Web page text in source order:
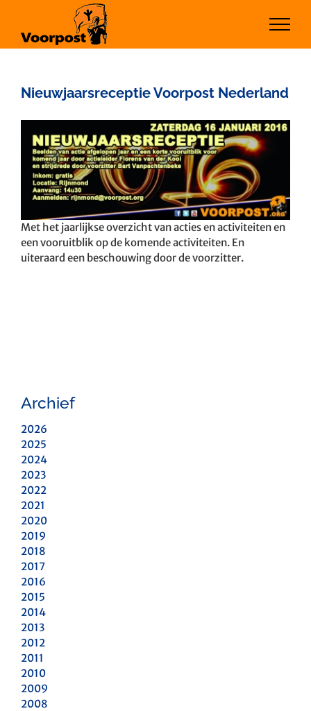
inhoud
Nieuwjaarsreceptie Voorpost Nederland
grotere
afbeelding
Met het jaarlijkse overzicht van acties en activiteiten en
een vooruitblik op de komende activiteiten. En
uiteraard een beschouwing door de voorzitter.
Archief
2026
2025
2024
2023
2022
2021
2020
2019
2018
2017
2016
2015
2014
2013
2012
2011
2010
2009
2008